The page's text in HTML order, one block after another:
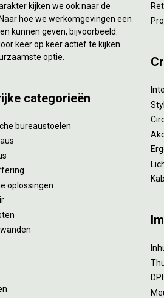
kijken we ook naar de
hoe we werkomgevingen een
kunnen geven, bijvoorbeeld.
keer op keer actief te kijken
optie.
categorieën
bureaustoelen
oplossingen